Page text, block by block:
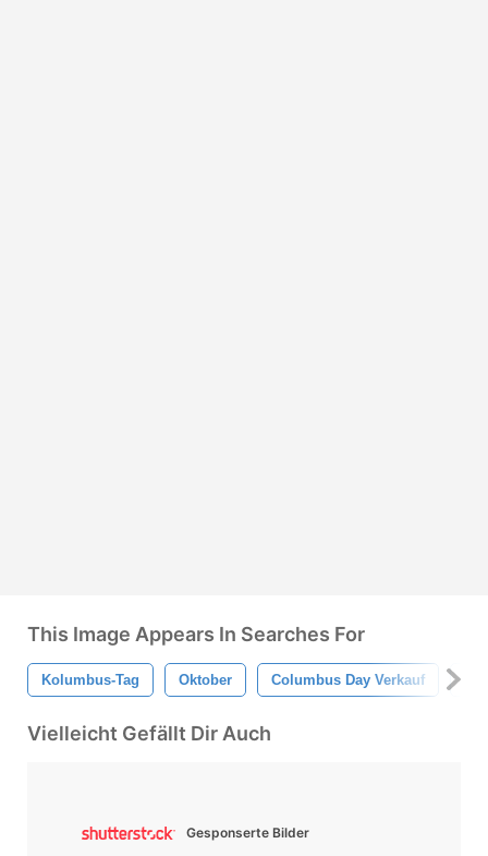
This Image Appears In Searches For
Kolumbus-Tag Oktober Columbus Day Verkauf
Vielleicht Gefällt Dir Auch
Gesponserte Bilder